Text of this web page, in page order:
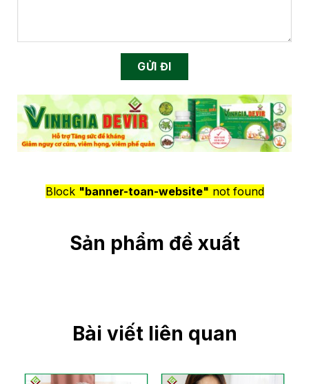
Block "banner-toan-website" not found
Sản phẩm đề xuất
Bài viết liên quan